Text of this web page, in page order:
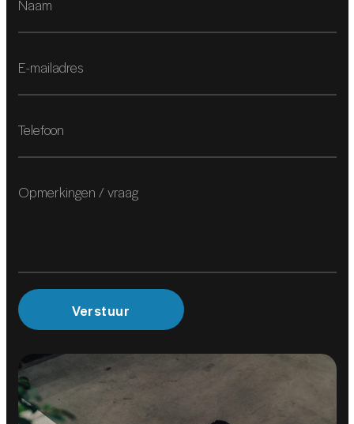
Binnenspiegel automatisch dimmend
Cruise control
Lederen versnellingspook
Stuurbekrachtiging
VEILIGHEID
Verstuur